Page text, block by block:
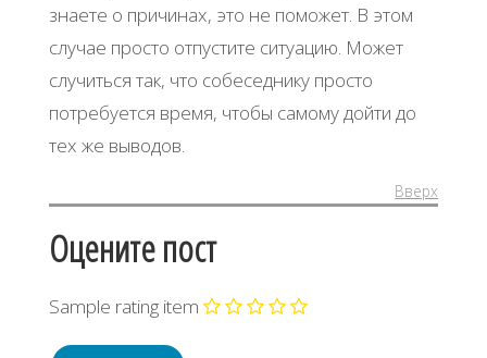
знаете о причинах, это не поможет. В этом
случае просто отпустите ситуацию. Может
случиться так, что собеседнику просто
потребуется время, чтобы самому дойти до
тех же выводов.
Вверх
Оцените пост
Sample rating item